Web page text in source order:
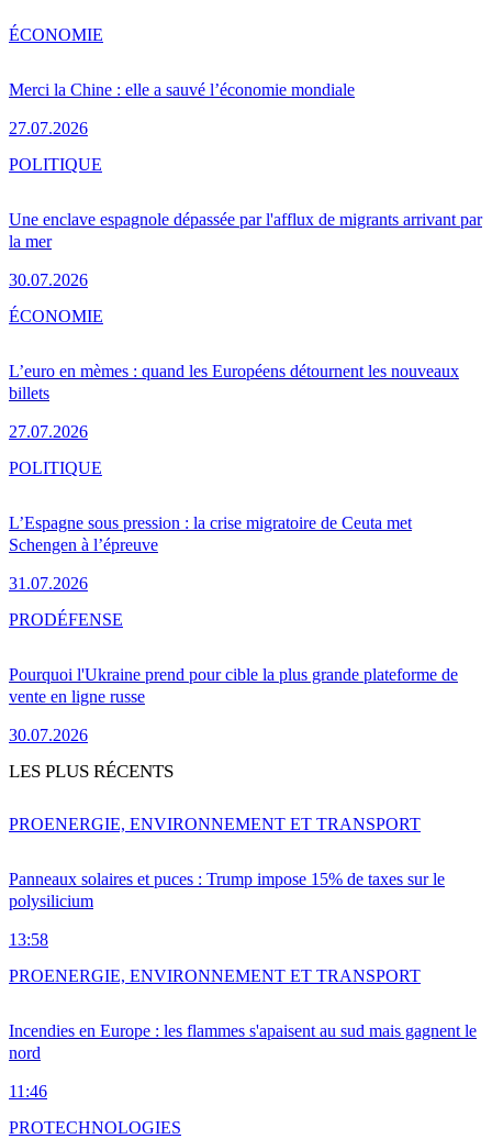
Merci la Chine : elle a sauvé l’économie mondiale
27.07.2026
ÉCONOMIE
Une enclave espagnole dépassée par l'afflux de migrants arrivant par
la mer
30.07.2026
POLITIQUE
L’euro en mèmes : quand les Européens détournent les nouveaux
billets
27.07.2026
ÉCONOMIE
L’Espagne sous pression : la crise migratoire de Ceuta met
Schengen à l’épreuve
31.07.2026
POLITIQUE
Pourquoi l'Ukraine prend pour cible la plus grande plateforme de
vente en ligne russe
30.07.2026
PRODÉFENSE
LES PLUS RÉCENTS
Panneaux solaires et puces : Trump impose 15% de taxes sur le
polysilicium
13:58
PROENERGIE, ENVIRONNEMENT ET TRANSPORT
Incendies en Europe : les flammes s'apaisent au sud mais gagnent le
nord
11:46
PROENERGIE, ENVIRONNEMENT ET TRANSPORT
PROTECHNOLOGIES